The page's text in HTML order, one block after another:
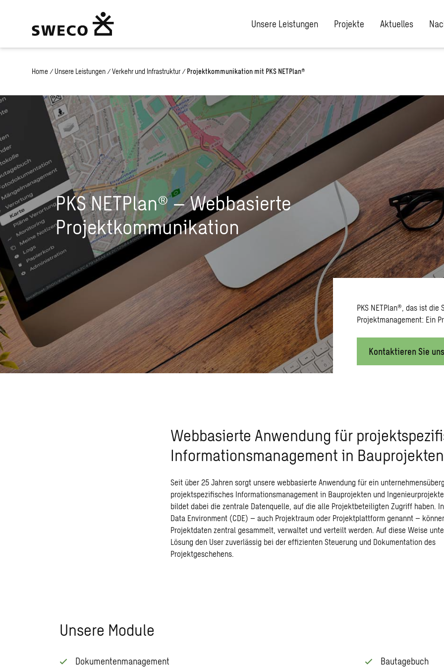
Unsere Leistungen Projekte Aktuelles
Home / Unsere Leistungen / Verkehr und Infrastruktur / Projektkommunikation mit PKS NETPlan®
PKS NETPlan® – Webbasierte
Projektkommunikation
PKS NETPlan®, das ist
Projektmanagement: Ein
Kontaktieren Sie uns
Webbasierte Anwendung für
Informationsmanagement in Bauprojekten
Seit über 25 Jahren sorgt unsere webbasierte Anwendung für ein
projektspezifisches Informationsmanagement in Bauprojekten und
bildet dabei die zentrale Datenquelle, auf die alle Projektbeteiligten Zugriff haben.
Data Environment (CDE) – auch Projektraum oder Projektplattform genannt –
Projektdaten zentral gesammelt, verwaltet und verteilt werden. Auf diese Weise
Lösung den User zuverlässig bei der effizienten Steuerung und Dokumentation des
Projektgeschehens.
Unsere Module
Dokumentenmanagement
Bautagebuch